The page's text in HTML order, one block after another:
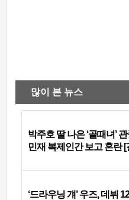
많이 본 뉴스
박주호 딸 나은 ‘골때녀’
민재 복제인간 보고 혼란
‘드라우닝 걔’ 우즈, 데뷔